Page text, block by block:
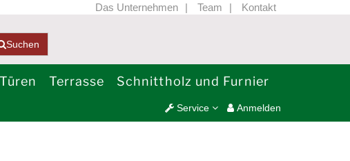
Das Unternehmen Team Kontakt
Suchen
Türen Terrasse Schnittholz und Furnier
Anmelden
Service